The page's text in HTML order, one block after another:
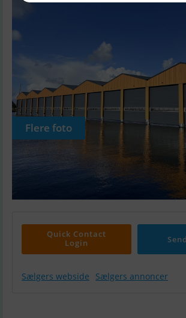
Flere foto
Quick Contact
Login
Sælgers webside Sælgers annoncer